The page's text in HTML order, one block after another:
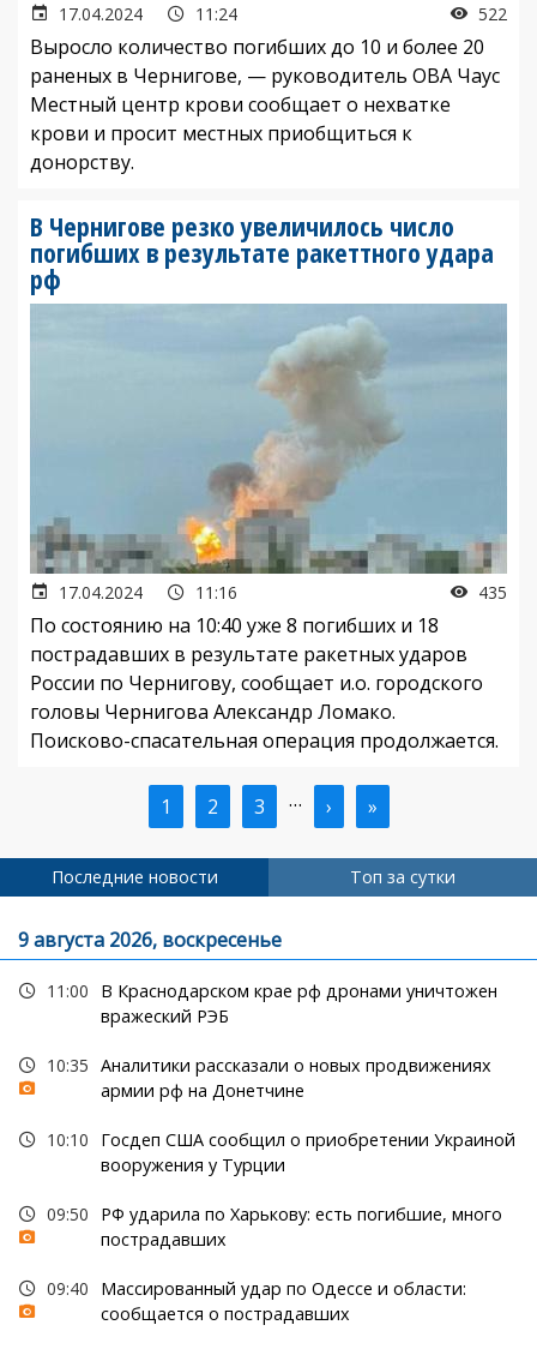
17.04.2024 11:24 522
Выросло количество погибших до 10 и более 20
раненых в Чернигове, — руководитель ОВА Чаус
Местный центр крови сообщает о нехватке
крови и просит местных приобщиться к
донорству.
В Чернигове резко увеличилось число
погибших в результате ракеттного удара
рф
17.04.2024 11:16 435
По состоянию на 10:40 уже 8 погибших и 18
пострадавших в результате ракетных ударов
России по Чернигову, сообщает и.о. городского
головы Чернигова Александр Ломако.
Поисково-спасательная операция продолжается.
Текущая
страница
1 Страница
2 Страница
3 … Следующая
страница
› Последняя
страница
»
Последние новости Топ за сутки
9 августа 2026, воскресенье
11:00
В Краснодарском крае рф дронами уничтожен
вражеский РЭБ
10:35 Аналитики рассказали о новых продвижениях
армии рф на Донетчине
10:10
Госдеп США сообщил о приобретении Украиной
вооружения у Турции
09:50
РФ ударила по Харькову: есть погибшие, много
пострадавших
09:40
Массированный удар по Одессе и области:
сообщается о пострадавших